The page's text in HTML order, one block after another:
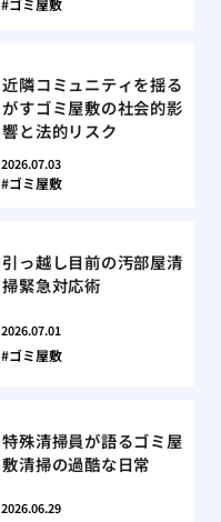
ゴミ屋敷
近隣コミュニティを揺る
がすゴミ屋敷の社会的影
響と法的リスク
2026.07.03
ゴミ屋敷
引っ越し目前の汚部屋清
掃緊急対応術
2026.07.01
ゴミ屋敷
特殊清掃員が語るゴミ屋
敷清掃の過酷な日常
2026.06.29